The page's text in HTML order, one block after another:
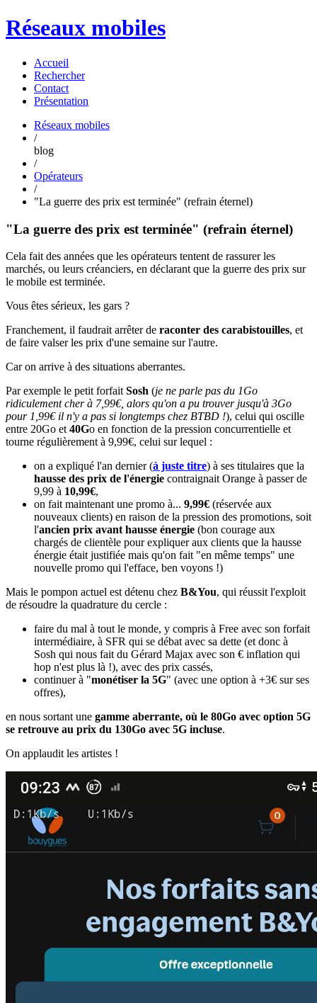
Réseaux mobiles
Accueil
Rechercher
Contact
Présentation
Réseaux mobiles
/
blog
/
Opérateurs
/
"La guerre des prix est terminée" (refrain éternel)
"La guerre des prix est terminée" (refrain éternel)
Cela fait des années que les opérateurs tentent de rassurer les
marchés, ou leurs créanciers, en déclarant que la guerre des prix sur
le mobile est terminée.
Vous êtes sérieux, les gars ?
Franchement, il faudrait arrêter de raconter des carabistouilles, et
de faire valser les prix d'une semaine sur l'autre.
Car on arrive à des situations aberrantes.
Par exemple le petit forfait Sosh (je ne parle pas du 1Go
ridiculement cher à 7,99€, alors qu'on a pu trouver jusqu'à 3Go
pour 1,99€ il n'y a pas si longtemps chez BTBD !), celui qui oscille
entre 20Go et 40Go en fonction de la pression concurrentielle et
tourne régulièrement à 9,99€, celui sur lequel :
on a expliqué l'an dernier (à juste titre) à ses titulaires que la
hausse des prix de l'énergie contraignait Orange à passer de
9,99 à 10,99€,
on fait maintenant une promo à... 9,99€ (réservée aux
nouveaux clients) en raison de la pression des promotions, soit
l'ancien prix avant hausse énergie (bon courage aux
chargés de clientèle pour expliquer aux clients que la hausse
énergie était justifiée mais qu'on fait "en même temps" une
nouvelle promo qui l'efface, ben voyons !)
Mais le pompon actuel est détenu chez B&You, qui réussit l'exploit
de résoudre la quadrature du cercle :
faire du mal à tout le monde, y compris à Free avec son forfait
intermédiaire, à SFR qui se débat avec sa dette (et donc à
Sosh qui nous fait du Gérard Majax avec son € inflation qui
hop n'est plus là !), avec des prix cassés,
continuer à "monétiser la 5G" (avec une option à +3€ sur ses
offres),
en nous sortant une gamme aberrante, où le 80Go avec option 5G
se retrouve au prix du 130Go avec 5G incluse.
On applaudit les artistes !